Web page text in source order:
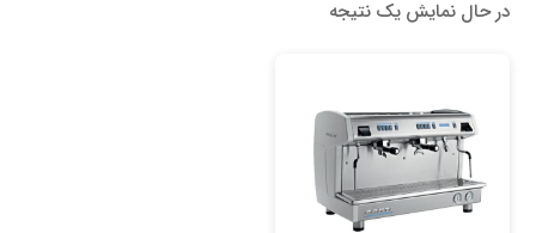
در حال نمایش یک نتیجه